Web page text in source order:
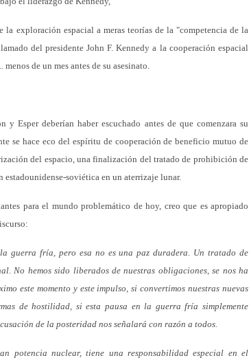
exploración espacial a meras teorías de la "competencia de la
del presidente John F. Kennedy a la cooperación espacial
de un mes antes de su asesinato.
Esper deberían haber escuchado antes de que comenzara su
se hace eco del espíritu de cooperación de beneficio mutuo de
del espacio, una finalización del tratado de prohibición de
estadounidense-soviética en un aterrizaje lunar.
para el mundo problemático de hoy, creo que es apropiado
guerra fría, pero esa no es una paz duradera. Un tratado de
No hemos sido liberados de nuestras obligaciones, se nos ha
este momento y este impulso, si convertimos nuestras nuevas
de hostilidad, si esta pausa en la guerra fría simplemente
de la posteridad nos señalará con razón a todos.
potencia nuclear, tiene una responsabilidad especial en el